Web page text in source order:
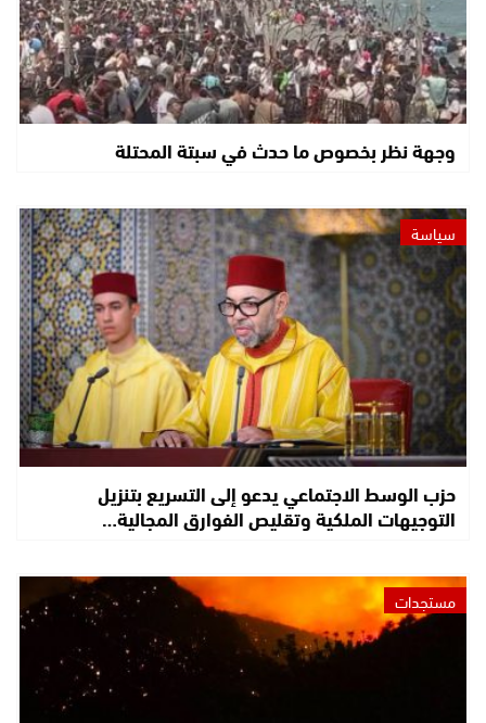
وجهة نظر بخصوص ما حدث في سبتة المحتلة
سياسة
حزب الوسط الاجتماعي يدعو إلى التسريع بتنزيل
التوجيهات الملكية وتقليص الفوارق المجالية…
مستجدات